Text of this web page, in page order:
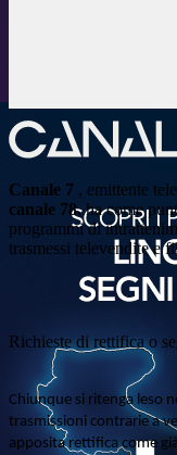
Canale 7 , emittente
canale 78, ha come
programmi di
trasmessi televendite e
Richieste di rettifica o
Chiunque si ritenga leso
trasmissioni contrarie a
apposita rettifica come